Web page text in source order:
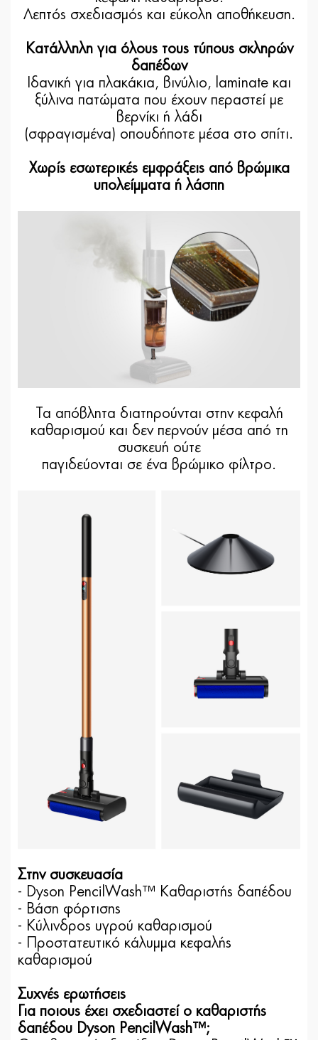
Λεπτός σχεδιασμός και εύκολη αποθήκευση.
Κατάλληλη για όλους τους τύπους σκληρών
δαπέδων
Ιδανική για πλακάκια, βινύλιο, laminate και
ξύλινα πατώματα που έχουν περαστεί με
βερνίκι ή λάδι
(σφραγισμένα) οπουδήποτε μέσα στο σπίτι.
Χωρίς εσωτερικές εμφράξεις από βρώμικα
υπολείμματα ή λάσπη
Τα απόβλητα διατηρούνται στην κεφαλή
καθαρισμού και δεν περνούν μέσα από τη
συσκευή ούτε
παγιδεύονται σε ένα βρώμικο φίλτρο.
Στην συσκευασία
- Dyson PencilWash™ Καθαριστής δαπέδου
- Βάση φόρτισης
- Κύλινδρος υγρού καθαρισμού
- Προστατευτικό κάλυμμα κεφαλής
καθαρισμού
Συχνές ερωτήσεις
Για ποιους έχει σχεδιαστεί ο καθαριστής
δαπέδου Dyson PencilWash™;